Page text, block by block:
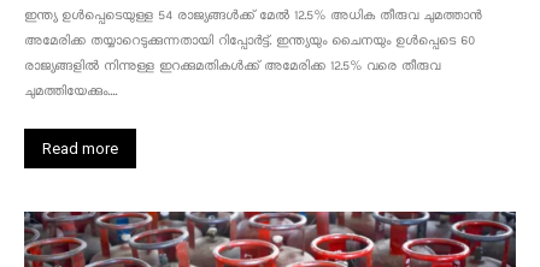
ഇന്ത്യ ഉൾപ്പെടെയുള്ള 54 രാജ്യങ്ങൾക്ക് മേൽ 12.5% അധിക തീരുവ ചുമത്താൻ
അമേരിക്ക തയ്യാറെടുക്കുന്നതായി റിപ്പോർട്ട്. ഇന്ത്യയും ചൈനയും ഉൾപ്പെടെ 60
രാജ്യങ്ങളിൽ നിന്നുള്ള ഇറക്കുമതികൾക്ക് അമേരിക്ക 12.5% ​​വരെ തീരുവ
ചുമത്തിയേക്കും....
Read more